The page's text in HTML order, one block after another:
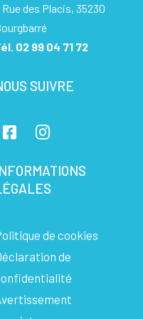
Rue des Placis, 35230
02 99 04 71 72
SUIVRE
de cookies
de